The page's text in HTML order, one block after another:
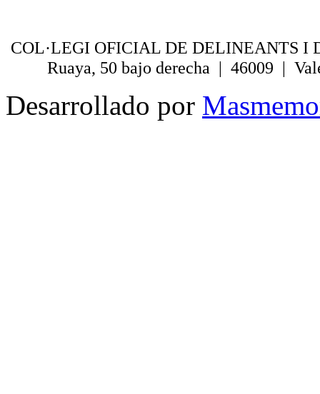
COL·LEGI OFICIAL DE DELINEANTS I
Ruaya, 50 bajo derecha | 46009 |
Desarrollado por